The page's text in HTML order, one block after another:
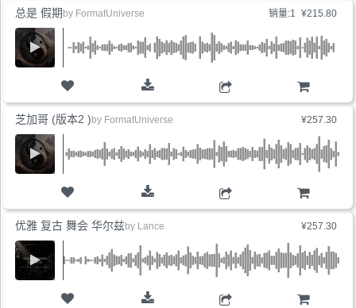
销量:1 ¥215.80
购物车
总是 假期 by FormatUniverse
¥257.30
购物车
芝加哥 (版本2 ) by FormatUniverse
¥257.30
优雅 复古 舞会 华尔兹by Lance